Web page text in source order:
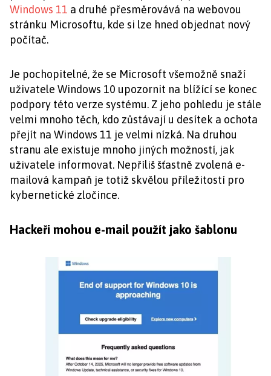
Windows 11 a druhé přesměrovává na webovou
stránku Microsoftu, kde si lze hned objednat nový
počítač.
Je pochopitelné, že se Microsoft všemožně snaží
uživatele Windows 10 upozornit na blížící se konec
podpory této verze systému. Z jeho pohledu je stále
velmi mnoho těch, kdo zůstávají u desítek a ochota
přejít na Windows 11 je velmi nízká. Na druhou
stranu ale existuje mnoho jiných možností, jak
uživatele informovat. Nepříliš šťastně zvolená e-
mailová kampaň je totiž skvělou příležitostí pro
kybernetické zločince.
Hackeři mohou e-mail použít jako šablonu